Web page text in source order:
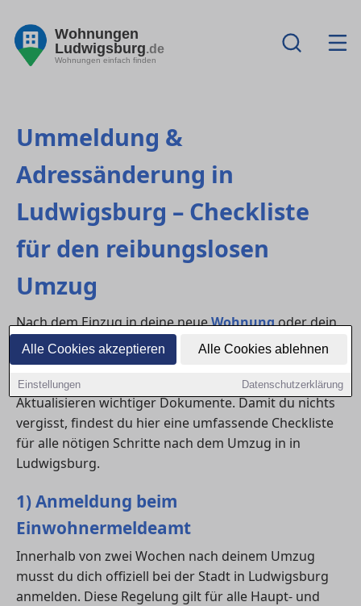
Alle Cookies akzeptieren Alle Cookies ablehnen
Einstellungen Datenschutzerklärung
Wohnungen
Ludwigsburg.de
Wohnungen einfach finden
Ummeldung &
Adressänderung in
Ludwigsburg – Checkliste
für den reibungslosen
Umzug
Nach dem Einzug in deine neueWohnungoder dein
Hausbeginnt der organisatorische Teil: die
Ummeldungbeim Einwohnermeldeamt, die
Adressänderung
bei Vertragspartnern und das
Aktualisieren wichtiger Dokumente. Damit du nichts
vergisst, findest du hier eine umfassende Checkliste
für alle nötigen Schritte nach dem Umzug in in
Ludwigsburg.
1) Anmeldung beim
Einwohnermeldeamt
Innerhalb von zwei Wochen nach deinem Umzug
musst du dich offiziell bei der Stadt in Ludwigsburg
anmelden. Diese Regelung gilt für alle Haupt- und